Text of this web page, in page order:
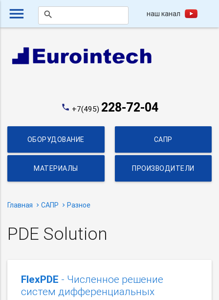
menu search наш канал
phone +7(495) 228-72-04
ОБОРУДОВАНИЕ САПР
МАТЕРИАЛЫ ПРОИЗВОДИТЕЛИ
Главная САПР Разное
PDE Solution
FlexPDE - Численное решение
систем дифференциальных